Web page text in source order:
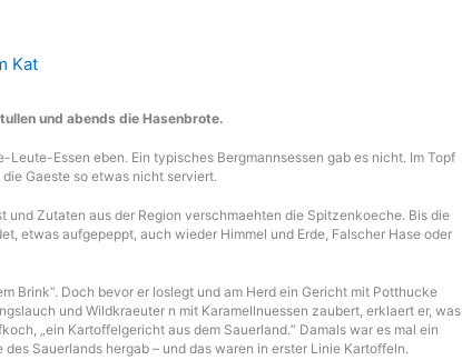
Kat
und abends die Hasenbrote.
Essen eben. Ein typisches Bergmannsessen gab es nicht. Im Topf
Gaeste so etwas nicht serviert.
Zutaten aus der Region verschmaehten die Spitzenkoeche. Bis die
etwas aufgepeppt, auch wieder Himmel und Erde, Falscher Hase oder
Brink“. Doch bevor er loslegt und am Herd ein Gericht mit Potthucke
und Wildkraeuter n mit Karamellnuessen zaubert, erklaert er, was
„ein Kartoffelgericht aus dem Sauerland.“ Damals war es mal ein
Sauerlands hergab – und das waren in erster Linie Kartoffeln.